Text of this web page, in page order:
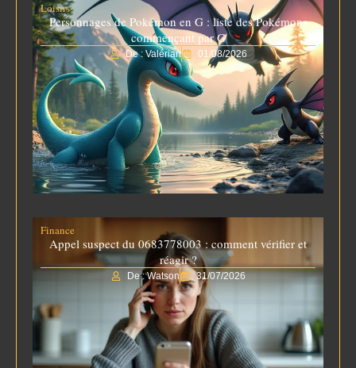
Loisirs
Personnages de Pokémon en G : liste des Pokémons
commençant par G
De : Valérian 01/08/2026
Finance
Appel suspect du 0683778003 : comment vérifier et
réagir ?
De : Watson 31/07/2026